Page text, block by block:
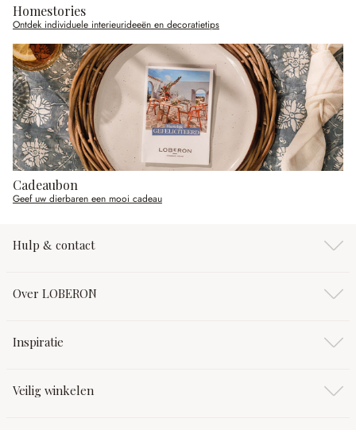
Homestories
Ontdek individuele interieurideeën en decoratietips
Cadeaubon
Geef uw dierbaren een mooi cadeau
Hulp & contact
Over LOBERON
Inspiratie
Veilig winkelen